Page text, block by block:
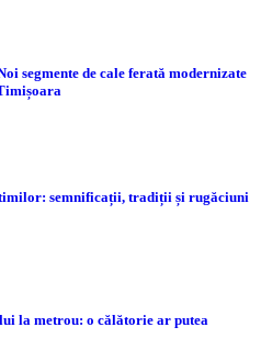
segmente de cale ferată modernizate
semnificații, tradiții și rugăciuni
la metrou: o călătorie ar putea